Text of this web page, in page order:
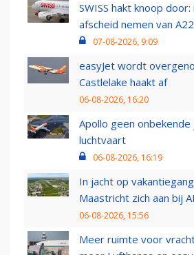
SWISS hakt knoop
afscheid nemen van
07-08-2026, 9:09
easyJet wordt
Castlelake haakt af
06-08-2026, 16:20
Apollo geen onbekende
luchtvaart
06-08-2026, 16:19
In jacht op
Maastricht zich aan bij
06-08-2026, 15:56
Meer ruimte voor